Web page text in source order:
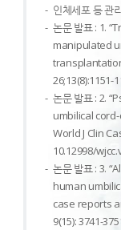
인체세포 등 관
논문 발표 : 1.
manipulated
26;13(8):1151-
논문 발표 : 2.
umbilical
World J Clin
10.12998/
논문 발표 : 3.
human
case reports
9(15): 3741-